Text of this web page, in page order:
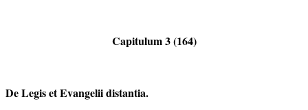
Capitulum 3 (164)
De Legis et Evangelii distantia.